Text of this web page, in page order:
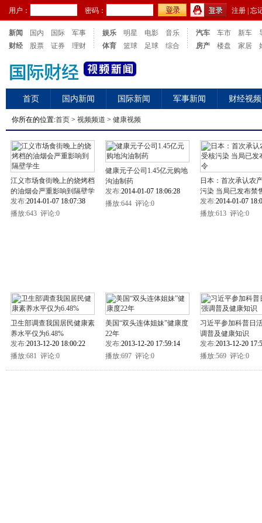
用户： 密码： 注册 忘
新闻 国内 国际
军事
财经
股票 证券 理财
娱乐 明星 电影
音乐
体育
篮球 足球 综合
汽车 车市 新车
房产
楼盘 家居
首页 国内新闻 国际新闻 军事新闻 财经视频
你所在的位置:首页 > 视频频道 > 健康视频
江义市场食街晚上的烧烤档
的油烟会严重影响到隔壁学
生
发布:2014-01-07 18:07:38
播放:643 评论:0
健康元子公司1.45亿元购地
沟油制药
发布:2014-01-07 18:06:28
播放:644 评论:0
日本：首次承认农
污染 当局已发布禁
发布:2014-01-07
播放:613 评论:0
卫生部调查我国居民健康素
养水平仅为6.48%
发布:2013-12-20 18:00:22
播放:681 评论:0
美国“双头连体姐妹”健康度
22年
发布:2013-12-20 17:59:14
播放:697 评论:0
习近平参加科普日
调普及健康知识
发布:2013-12-20
播放:569 评论:0